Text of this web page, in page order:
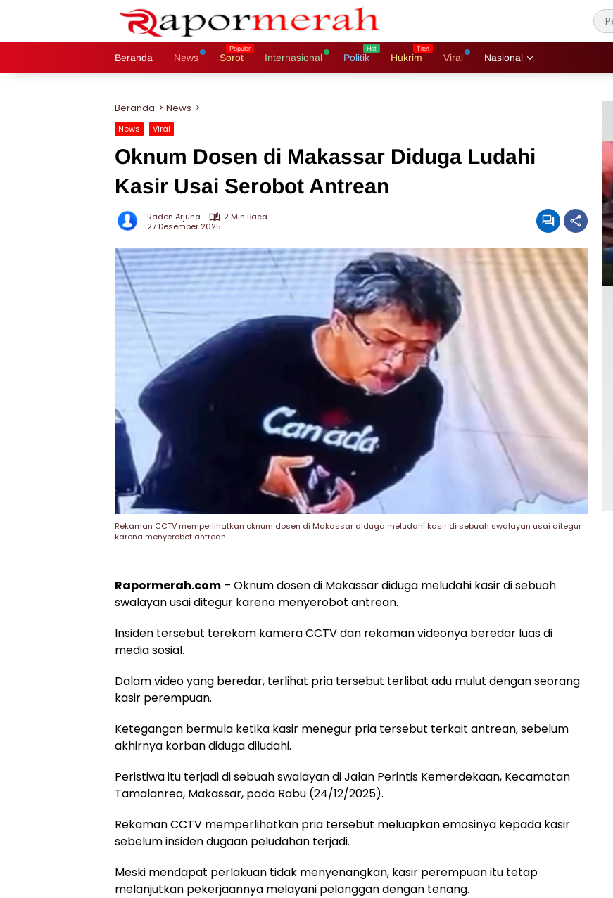
Beranda News Sorot Internasional Politik Hukrim Viral Nasional
Beranda News
News Viral
Oknum Dosen di Makassar Diduga Ludahi
Kasir Usai Serobot Antrean
Raden Arjuna
2 Min Baca
27 Desember 2025
Rekaman CCTV memperlihatkan oknum dosen di Makassar diduga meludahi kasir di sebuah swalayan usai ditegur
karena menyerobot antrean.
Rapormerah.com – Oknum dosen di Makassar diduga meludahi kasir di sebuah
swalayan usai ditegur karena menyerobot antrean.
Insiden tersebut terekam kamera CCTV dan rekaman videonya beredar luas di
media sosial.
Dalam video yang beredar, terlihat pria tersebut terlibat adu mulut dengan seorang
kasir perempuan.
Ketegangan bermula ketika kasir menegur pria tersebut terkait antrean, sebelum
akhirnya korban diduga diludahi.
Peristiwa itu terjadi di sebuah swalayan di Jalan Perintis Kemerdekaan, Kecamatan
Tamalanrea, Makassar, pada Rabu (24/12/2025).
Rekaman CCTV memperlihatkan pria tersebut meluapkan emosinya kepada kasir
sebelum insiden dugaan peludahan terjadi.
Meski mendapat perlakuan tidak menyenangkan, kasir perempuan itu tetap
melanjutkan pekerjaannya melayani pelanggan dengan tenang.